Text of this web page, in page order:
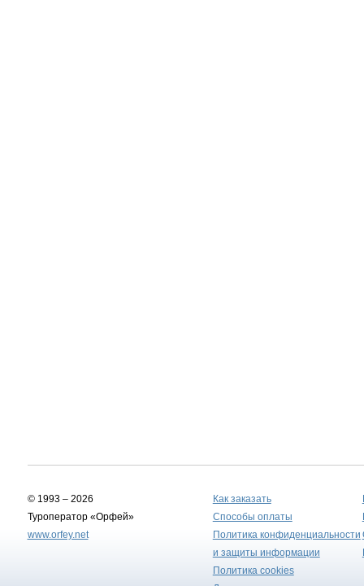
© 1993 – 2026
Туроператор «Орфей»
www.orfey.net
Как заказать
Способы оплаты
Политика конфиденциальности
и защиты информации
Политика cookies